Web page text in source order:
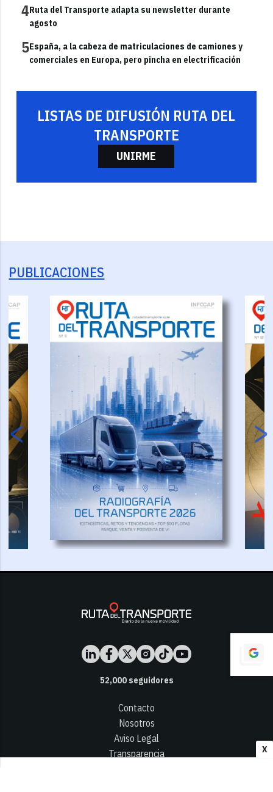
X
4Ruta del Transporte adapta su newsletter durante
agosto
5España, a la cabeza de matriculaciones de camiones y
comerciales en Europa, pero pincha en electrificación
LISTAS DE DIFUSIÓN RUTA DEL
TRANSPORTE
UNIRME
PUBLICACIONES
52,000seguidores
Contacto
Nosotros
Aviso Legal
Transparencia